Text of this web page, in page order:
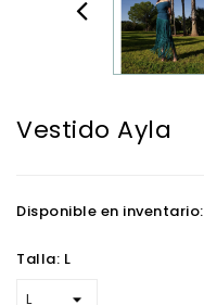
Vestido Ayla
Disponible en inventario:
Talla: L